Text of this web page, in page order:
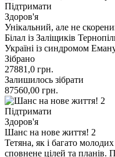
Підтримати
Здоров'я
Унікальний, але не
Білал із Заліщиків
Україні із синдромом
Зібрано
27881,0 грн.
Залишилось зібрати
87560,00 грн.
Підтримати
Здоров'я
Шанс на нове життя! 2
Тетяна, як і багато
сповнене цілей та планів.